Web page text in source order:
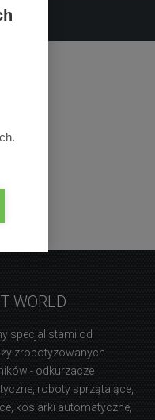
WORLD
specjalistami od
zrobotyzowanych
- odkurzacze
roboty sprzątające,
kosiarki automatyczne,